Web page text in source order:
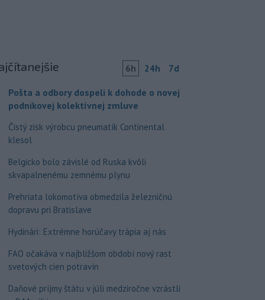
6h 24h 7d
Pošta a odbory dospeli k dohode o novej
podnikovej kolektívnej zmluve
Čistý zisk výrobcu pneumatík Continental
klesol
Belgicko bolo závislé od Ruska kvôli
skvapalnenému zemnému plynu
Prehriata lokomotíva obmedzila železničnú
dopravu pri Bratislave
Hydinári: Extrémne horúčavy trápia aj nás
FAO očakáva v najbližšom období nový rast
svetových cien potravín
Daňové príjmy štátu v júli medziročne vzrástli